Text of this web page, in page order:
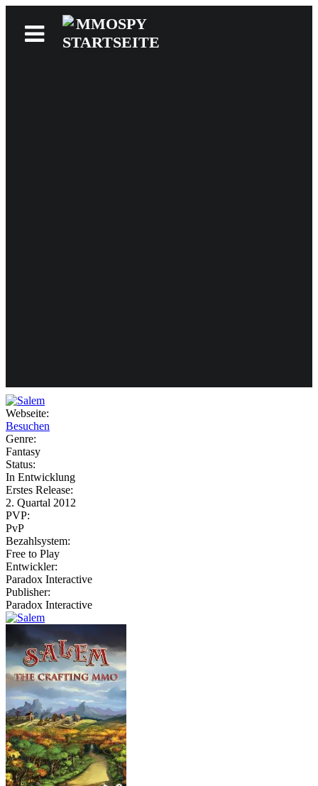
Webseite:
Besuchen
Genre:
Fantasy
Status:
In Entwicklung
Erstes Release:
2. Quartal 2012
PVP:
PvP
Bezahlsystem:
Free to Play
Entwickler:
Paradox Interactive
Publisher:
Paradox Interactive